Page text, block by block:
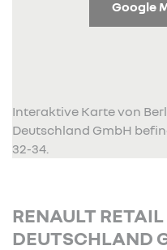
Google
Interaktive Karte von
Deutschland GmbH
32-34.
RENAULT
DEUTSCHLAND